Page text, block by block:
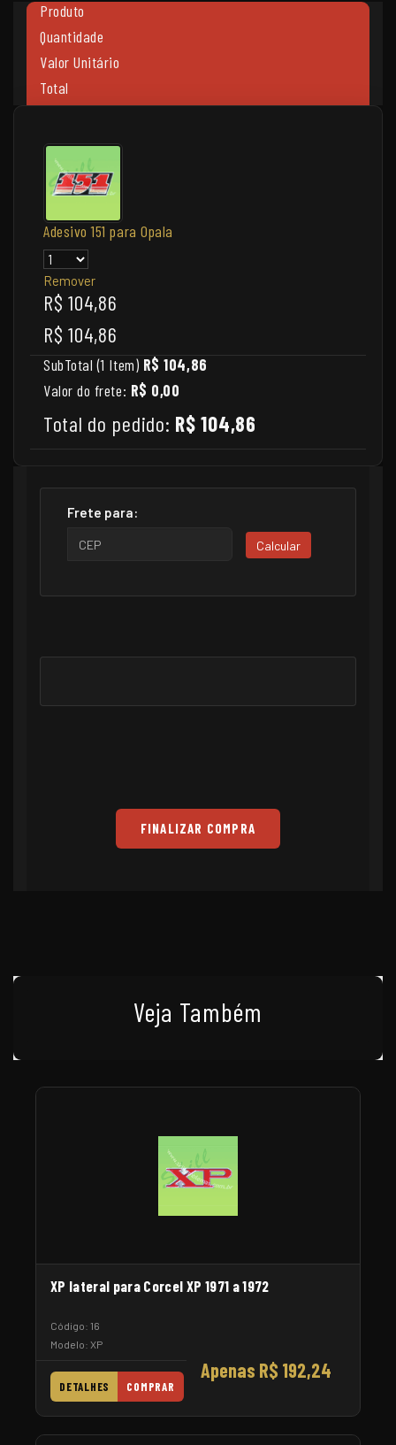
Produto
Quantidade
Valor Unitário
Total
Adesivo 151 para Opala
Remover
R$ 104,86
R$ 104,86
SubTotal (1 Item) R$ 104,86
Valor do frete: R$ 0,00
Total do pedido: R$ 104,86
Frete para:
Calcular
FINALIZAR COMPRA
Veja Também
XP lateral para Corcel XP 1971 a 1972
Código: 16
Modelo: XP
Apenas R$ 192,24
DETALHES COMPRAR